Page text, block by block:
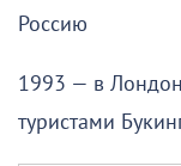
Россию
1993 — в
туристами